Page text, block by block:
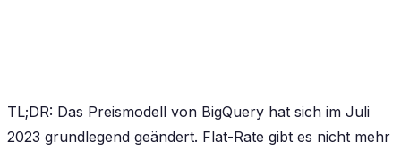
TL;DR: Das Preismodell von BigQuery hat sich im Juli
2023 grundlegend geändert. Flat-Rate gibt es nicht mehr